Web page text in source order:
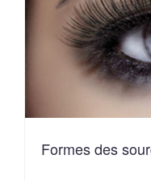
Formes des